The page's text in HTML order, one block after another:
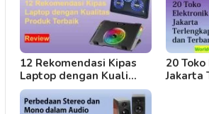
12 Rekomendasi Kipas
Laptop dengan Kuali…
20
Jakarta